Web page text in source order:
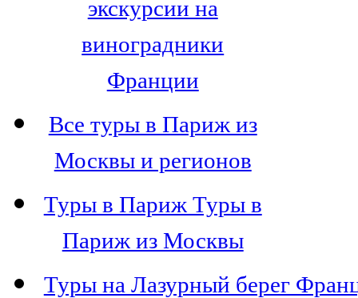
экскурсии на
виноградники
Франции
Все туры в Париж из
Москвы и регионов
Туры в Париж Туры в
Париж из Москвы
Туры на Лазурный берег